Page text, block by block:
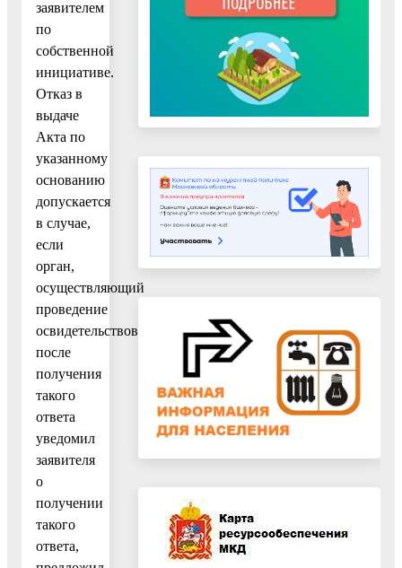
заявителем
по
собственной
инициативе.
Отказ в
выдаче
Акта по
указанному
основанию
допускается
в случае,
если
орган,
осуществляющий
проведение
освидетельствования,
после
получения
такого
ответа
уведомил
заявителя
о
получении
такого
ответа,